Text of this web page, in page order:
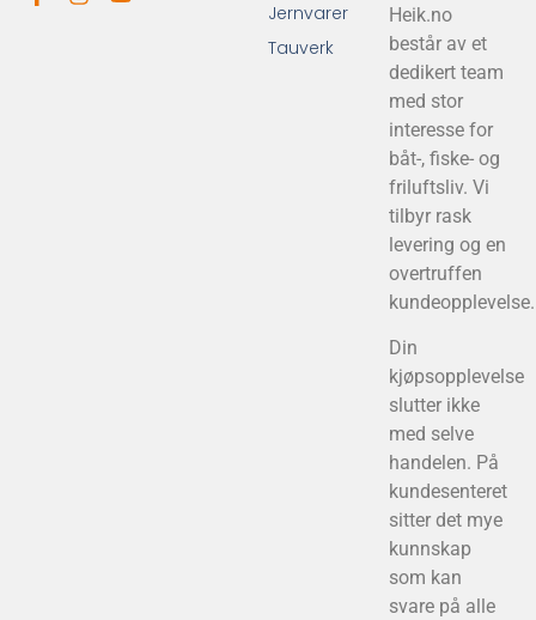
Heik.no
består av et
dedikert team
med stor
interesse for
båt-, fiske- og
friluftsliv. Vi
tilbyr rask
levering og en
overtruffen
kundeopplevelse.
Din
kjøpsopplevelse
slutter ikke
med selve
handelen. På
kundesenteret
sitter det mye
kunnskap
som kan
svare på alle
Jernvarer
Tauverk